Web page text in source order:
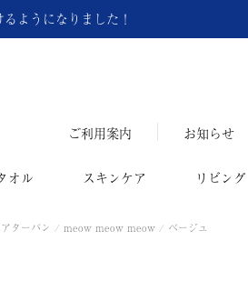
ようになりました！
ご利用案内 お知らせ
オル スキンケア リビング
ターバン / meow meow meow / ベージュ